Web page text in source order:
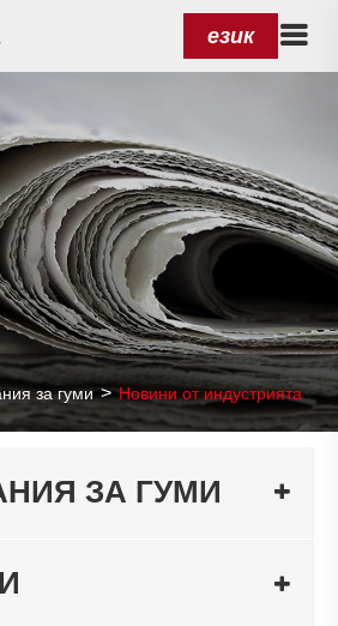
език
за гуми Новини от индустрията
ЗА ГУМИ